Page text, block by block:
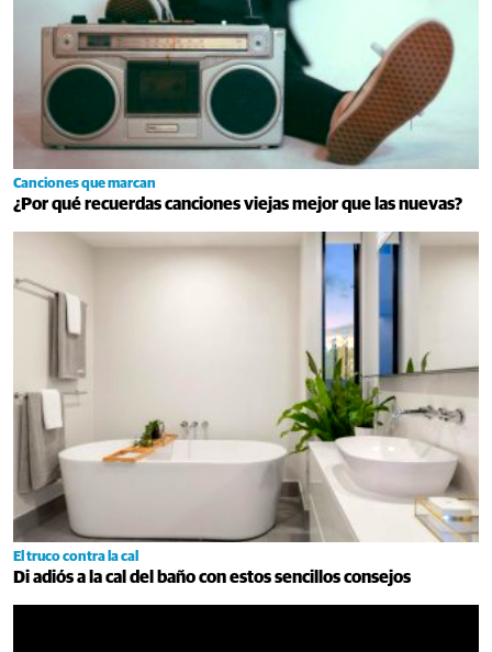
Canciones que marcan
¿Por qué recuerdas canciones viejas mejor que las nuevas?
El truco contra la cal
Di adiós a la cal del baño con estos sencillos consejos